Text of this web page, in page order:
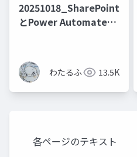
20251018_SharePoint
とPower Automateと
わたるふ 13.5K
各ページのテキスト